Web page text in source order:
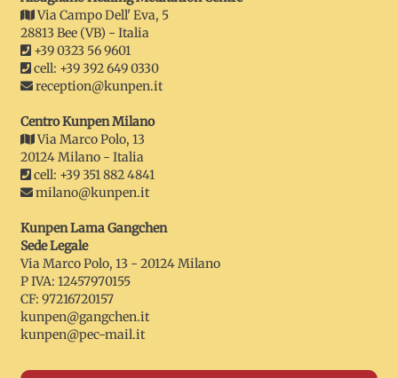
Via Campo Dell' Eva, 5
28813 Bee (VB) - Italia
+39 0323 56 9601
cell: +39 392 649 0330
reception@kunpen.it
Centro Kunpen Milano
Via Marco Polo, 13
20124 Milano - Italia
cell: +39 351 882 4841
milano@kunpen.it
Kunpen Lama Gangchen
Sede Legale
Via Marco Polo, 13 - 20124 Milano
P IVA: 12457970155
CF: 97216720157
kunpen@gangchen.it
kunpen@pec-mail.it